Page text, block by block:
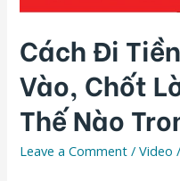
Cách Đi
Vào, Chốt
Thế Nào
Leave a Comment /Video